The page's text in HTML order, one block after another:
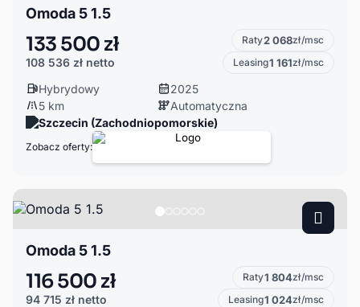
Omoda 5 1.5
133 500 zł
108 536 zł netto
Raty2 068zł/msc
Leasing1 161zł/msc
Hybrydowy
2025
5 km
Automatyczna
Szczecin (Zachodniopomorskie)
Zobacz oferty:
Omoda 5 1.5
116 500 zł
94 715 zł netto
Raty1 804zł/msc
Leasing1 024zł/msc